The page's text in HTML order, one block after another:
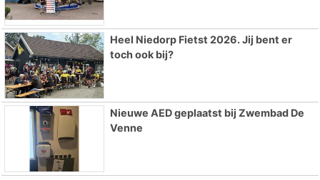
Heel Niedorp Fietst 2026. Jij bent er
toch ook bij?
Nieuwe AED geplaatst bij Zwembad De
Venne